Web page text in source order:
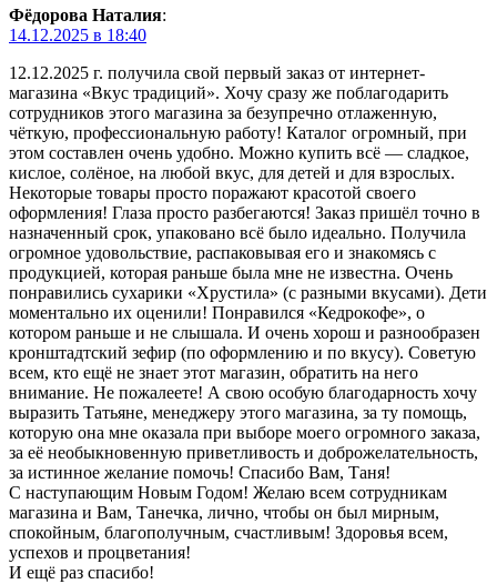
Фёдорова Наталия:
14.12.2025 в 18:40
12.12.2025 г. получила свой первый заказ от интернет-
магазина «Вкус традиций». Хочу сразу же поблагодарить
сотрудников этого магазина за безупречно отлаженную,
чёткую, профессиональную работу! Каталог огромный, при
этом составлен очень удобно. Можно купить всё — сладкое,
кислое, солёное, на любой вкус, для детей и для взрослых.
Некоторые товары просто поражают красотой своего
оформления! Глаза просто разбегаются! Заказ пришёл точно в
назначенный срок, упаковано всё было идеально. Получила
огромное удовольствие, распаковывая его и знакомясь с
продукцией, которая раньше была мне не известна. Очень
понравились сухарики «Хрустила» (с разными вкусами). Дети
моментально их оценили! Понравился «Кедрокофе», о
котором раньше и не слышала. И очень хорош и разнообразен
кронштадтский зефир (по оформлению и по вкусу). Советую
всем, кто ещё не знает этот магазин, обратить на него
внимание. Не пожалеете! А свою особую благодарность хочу
выразить Татьяне, менеджеру этого магазина, за ту помощь,
которую она мне оказала при выборе моего огромного заказа,
за её необыкновенную приветливость и доброжелательность,
за истинное желание помочь! Спасибо Вам, Таня!
С наступающим Новым Годом! Желаю всем сотрудникам
магазина и Вам, Танечка, лично, чтобы он был мирным,
спокойным, благополучным, счастливым! Здоровья всем,
успехов и процветания!
И ещё раз спасибо!